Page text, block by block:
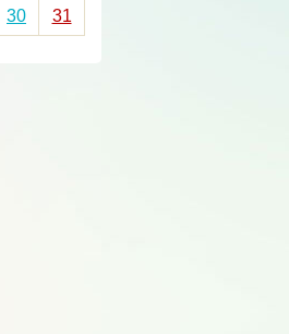
30 31